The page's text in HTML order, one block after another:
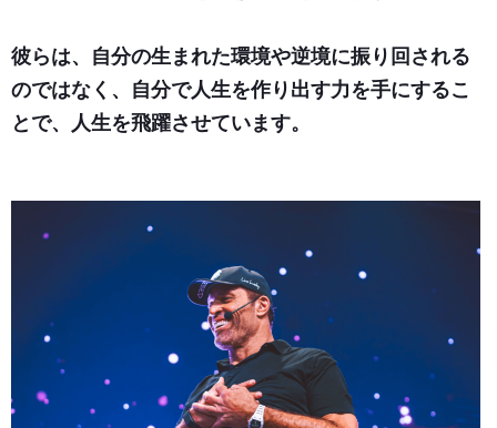
彼らは、自分の生まれた環境や逆境に振り回される
のではなく、自分で人生を作り出す力を手にするこ
とで、人生を飛躍させています。